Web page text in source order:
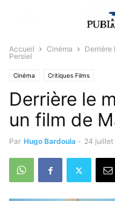
Accueil Cinéma
Derrière
Persiel
Cinéma Critiques Films
Derrière le
un film de
Par Hugo Bardoula - 24 juillet